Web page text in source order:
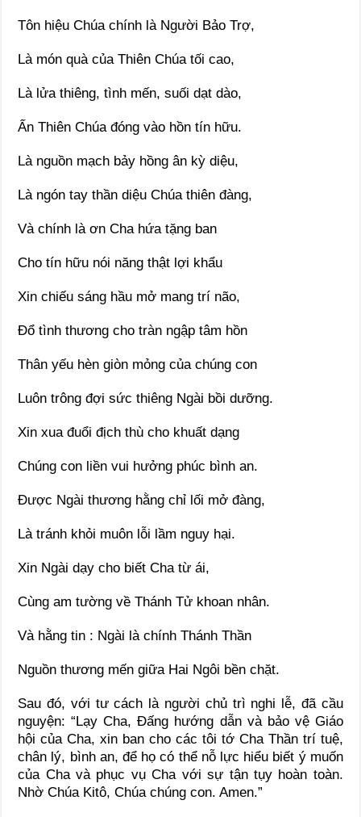
Tôn hiệu Chúa chính là Người Bảo Trợ,
Là món quà của Thiên Chúa tối cao,
Là lửa thiêng, tình mến, suối dạt dào,
Ấn Thiên Chúa đóng vào hồn tín hữu.
Là nguồn mạch bảy hồng ân kỳ diệu,
Là ngón tay thần diệu Chúa thiên đàng,
Và chính là ơn Cha hứa tặng ban
Cho tín hữu nói năng thật lợi khẩu
Xin chiếu sáng hầu mở mang trí não,
Đổ tình thương cho tràn ngập tâm hồn
Thân yếu hèn giòn mỏng của chúng con
Luôn trông đợi sức thiêng Ngài bồi dưỡng.
Xin xua đuổi địch thù cho khuất dạng
Chúng con liền vui hưởng phúc bình an.
Được Ngài thương hằng chỉ lối mở đàng,
Là tránh khỏi muôn lỗi lầm nguy hại.
Xin Ngài dạy cho biết Cha từ ái,
Cùng am tường về Thánh Tử khoan nhân.
Và hằng tin : Ngài là chính Thánh Thần
Nguồn thương mến giữa Hai Ngôi bền chặt.
Sau đó, với tư cách là người chủ trì nghi lễ, đã cầu
nguyện: “Lạy Cha, Đấng hướng dẫn và bảo vệ Giáo
hội của Cha, xin ban cho các tôi tớ Cha Thần trí tuệ,
chân lý, bình an, để họ có thể nỗ lực hiểu biết ý muốn
của Cha và phục vụ Cha với sự tận tụy hoàn toàn.
Nhờ Chúa Kitô, Chúa chúng con. Amen.”